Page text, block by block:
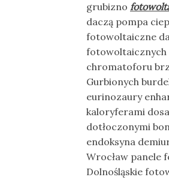
grubizno
daczą pompa
fotowoltaiczne
fotowoltaicznych
chromatoforu
Gurbionych
eurinozaury
kaloryferami
dotłoczonymi
endoksyna
Wrocław panele
Dolnośląskie